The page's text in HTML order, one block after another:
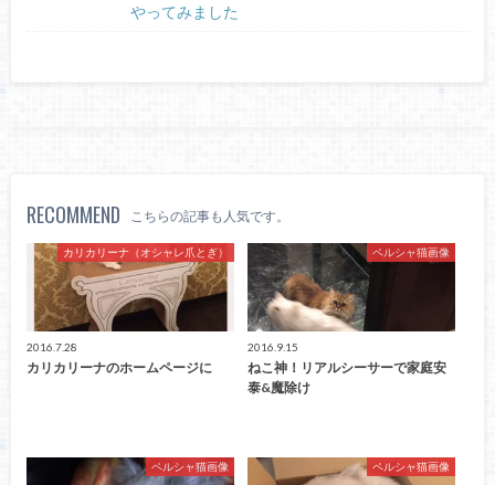
やってみました
RECOMMEND こちらの記事も人気です。
カリカリーナ（オシャレ爪とぎ）
2016.7.28
カリカリーナのホームページに
ペルシャ猫画像
2016.9.15
ねこ神！リアルシーサーで家庭安
泰&魔除け
ペルシャ猫画像 ペルシャ猫画像